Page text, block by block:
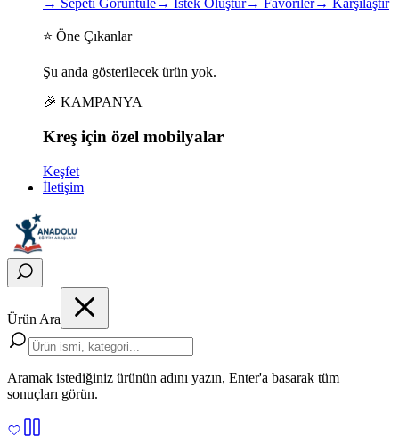
→ Sepeti Görüntüle→ İstek Oluştur→ Favoriler→ Karşılaştır
⭐ Öne Çıkanlar
Şu anda gösterilecek ürün yok.
🎉 KAMPANYA
Kreş için özel mobilyalar
Keşfet
İletişim
Ürün Ara
Aramak istediğiniz ürünün adını yazın, Enter'a basarak tüm
sonuçları görün.